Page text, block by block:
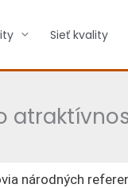
Sieť kvality
národných